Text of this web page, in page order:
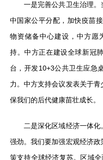
一是完善公共卫生治理。
中国家公平分配，加快疫苗
物资储备中心建设，中方愿
持。中方正在建设全球新冠
台，开发10+3公共卫生应急
力。中方支持会议发表关于
保我们的后代健康苗壮成长。
二是深化区域经济一体化
强劲。我们要加强宏观经济
策支持全球经济复苏。区域